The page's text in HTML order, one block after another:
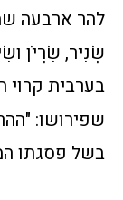
להר ארבעה
שְׂנִיר, שִׂרְיֹן
בערבית
שפירושו:
בשל פסגתו